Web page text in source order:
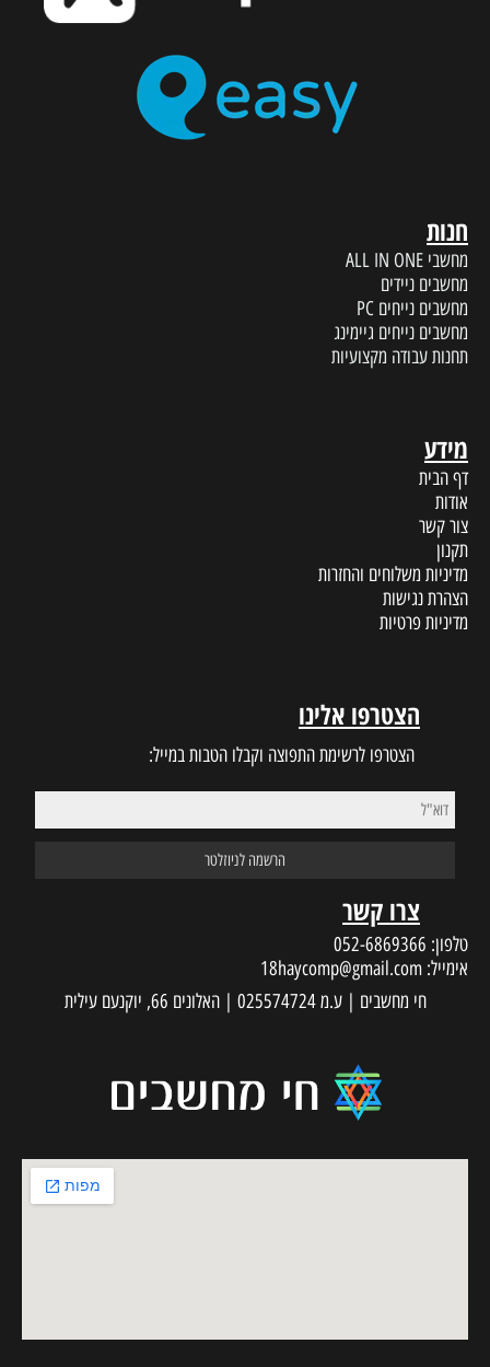
חנות
מחשבי ALL IN ONE
מחשבים ניידים
מחשבים נייחים PC
מחשבים נייחים גיימינג
תחנות עבודה מקצועיות
מידע
דף הבית
אודות
צור קשר
תקנון
מדיניות משלוחים והחזרות
הצהרת נגישות
מדיניות פרטיות
הצטרפו אלינו
הצטרפו לרשימת התפוצה וקבלו הטבות במייל:
צרו קשר
טלפון: 052-6869366
אימייל: 18haycomp@gmail.com
חי מחשבים | ע.מ 025574724 | האלונים 66, יוקנעם עילית